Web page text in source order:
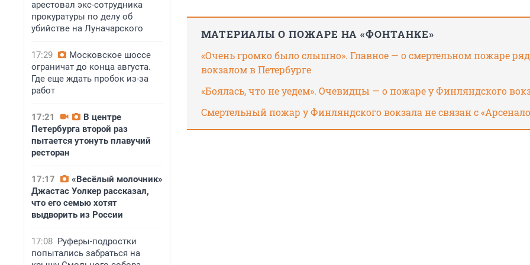
арестовал экс-сотрудника
прокуратуры по делу об
убийстве на Луначарского
17:29
Московское шоссе
ограничат до конца августа.
Где еще ждать пробок из-за
работ
17:21
В центре
Петербурга второй раз
пытается утонуть плавучий
ресторан
17:17
«Весёлый молочник»
Джастас Уолкер рассказал,
что его семью хотят
выдворить из России
17:08 Руферы-подростки
попытались забраться на
МАТЕРИАЛЫ О ПОЖАРЕ НА «ФОНТАНКЕ»
«Очень громко было слышно». Главное — о смертельном пожаре
вокзалом в Петербурге
«Боялась, что не уедем». Очевидцы — о пожаре у Финляндского
Смертельный пожар у Финляндского вокзала не связан с